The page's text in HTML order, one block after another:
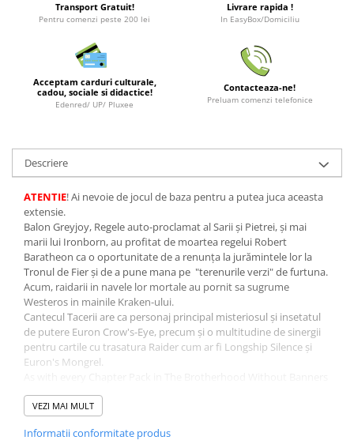
Studio Ghibli/My Neighbor
Totoro/Kiki etc
Minecraft
Dragon Ball
Pokemon
One Piece
Lord of The Rings
Naruto Shippuden
Sailor Moon
Harry Potter
Star Trek
Fallout
Stranger Things
Collectibles
KPop Demon Hunters
Retro Arcade – Jocuri, Console si
Transport Gratuit!
Pentru comenzi peste 200 lei
Livrare rapida !
In EasyBox/Domiciliu
Acceptam carduri culturale,
cadou, sociale si didactice!
Edenred/ UP/ Pluxee
Contacteaza-ne!
Preluam comenzi telefonice
Descriere
ATENTIE! Ai nevoie de jocul de baza pentru a putea juca aceasta
extensie.
Balon Greyjoy, Regele auto-proclamat al Sarii și Pietrei, și mai
marii lui Ironborn, au profitat de moartea regelui Robert
Baratheon ca o oportunitate de a renunța la jurămintele lor la
Tronul de Fier și de a pune mana pe "terenurile verzi" de furtuna.
Acum, raidarii in navele lor mortale au pornit sa sugrume
Westeros in mainile Kraken-ului.
Cantecul Tacerii are ca personaj principal misteriosul și insetatul
de putere Euron Crow's-Eye, precum și o multitudine de sinergii
pentru cartile cu trasatura Raider cum ar fi Longship Silence și
Euron's Mongrel.
cycle, A Song of Silence includes never-before-seen cards for
every faction and also continues the ongoing theme of this cycle
and The Mad Huntsman. A Song of Silence will augment existing
VEZI MAI MULT
Informatii conformitate produs